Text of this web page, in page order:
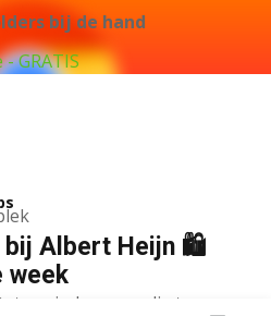
bij de hand
GRATIS
bij Albert Heijn 🛍️
week
vinden voor die term.